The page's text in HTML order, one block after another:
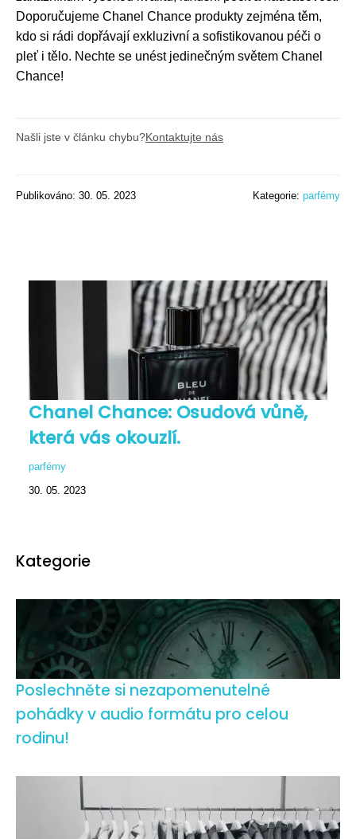
Doporučujeme Chanel Chance produkty zejména těm,
kdo si rádi dopřávají exkluzivní a sofistikovanou péči o
pleť i tělo. Nechte se unést jedinečným světem Chanel
Chance!
Našli jste v článku chybu?Kontaktujte nás
Publikováno: 30. 05. 2023 Kategorie: parfémy
Chanel Chance: Osudová vůně,
která vás okouzlí.
parfémy
30. 05. 2023
Kategorie
Poslechněte si nezapomenutelné
pohádky v audio formátu pro celou
rodinu!